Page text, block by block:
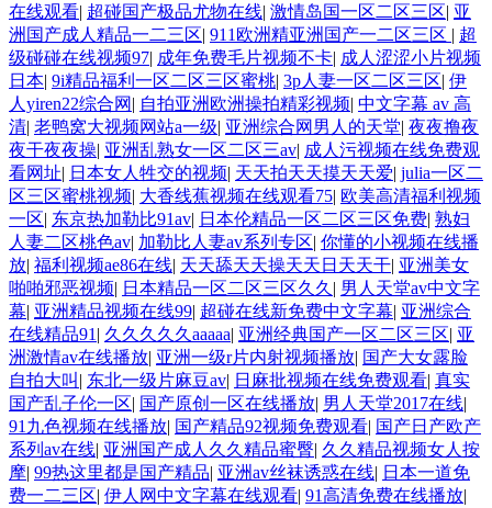
在线观看| 超碰国产极品尤物在线| 激情岛国一区二区三区| 亚
洲国产成人精品一二三区| 911欧洲精亚洲国产一二区三区 | 超
级碰碰在线视频97| 成年免费毛片视频不卡| 成人涩涩小片视频
日本| 9i精品福利一区二区三区蜜桃| 3p人妻一区二区三区| 伊
人yiren22综合网 | 自拍亚洲欧洲操拍精彩视频| 中文字幕 av 高
清| 老鸭窝大视频网站a一级| 亚洲综合网男人的天堂| 夜夜撸夜
夜干夜夜操| 亚洲乱熟女一区二区三av| 成人污视频在线免费观
看网址| 日本女人牲交的视频| 天天拍天天摸天天爱| julia一区二
区三区蜜桃视频| 大香线蕉视频在线观看75| 欧美高清福利视频
一区| 东京热加勒比91av| 日本伦精品一区二区三区免费| 熟妇
人妻二区桃色av| 加勒比人妻av系列专区| 你懂的小视频在线播
放| 福利视频ae86在线| 天天舔天天操天天日天天干| 亚洲美女
啪啪邪恶视频| 日本精品一区二区三区久久 | 男人天堂av中文字
幕| 亚洲精品视频在线99| 超碰在线新免费中文字幕| 亚洲综合
在线精品91 | 久久久久久aaaaa| 亚洲经典国产一区二区三区| 亚
洲激情av在线播放| 亚洲一级r片内射视频播放| 国产大女露脸
自拍大叫 | 东北一级片麻豆av| 日麻批视频在线免费观看| 真实
国产乱子伦一区| 国产原创一区在线播放| 男人天堂2017在线|
91九色视频在线播放| 国产精品92视频免费观看| 国产日产欧产
系列av在线| 亚洲国产成人久久精品蜜臀| 久久精品视频女人按
摩| 99热这里都是国产精品| 亚洲av丝袜诱惑在线| 日本一道免
费一二三区| 伊人网中文字幕在线观看| 91高清免费在线播放|